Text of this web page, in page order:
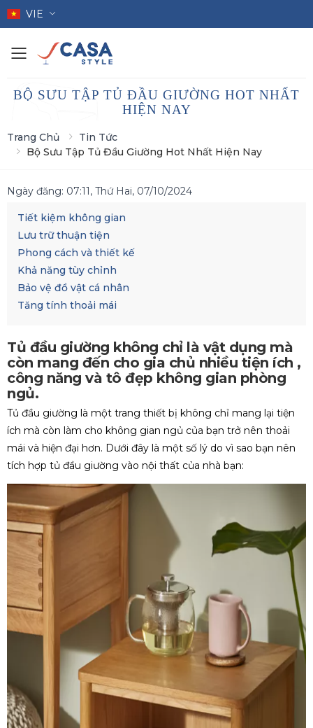
VIE
Toggle mobile menu
BỘ SƯU TẬP TỦ ĐẦU GIƯỜNG HOT NHẤT
HIỆN NAY
Trang Chủ
Tin Tức
Bộ Sưu Tập Tủ Đầu Giường Hot Nhất Hiện Nay
Ngày đăng: 07:11, Thứ Hai, 07/10/2024
Tiết kiệm không gian
Lưu trữ thuận tiện
Phong cách và thiết kế
Khả năng tùy chỉnh
Bảo vệ đồ vật cá nhân
Tăng tính thoải mái
Tủ đầu giường không chỉ là vật dụng mà
còn mang đến cho gia chủ nhiều tiện ích ,
công năng và tô đẹp không gian phòng
ngủ.
Tủ đầu giường là một trang thiết bị không chỉ mang lại tiện
ích mà còn làm cho không gian ngủ của bạn trở nên thoải
mái và hiện đại hơn. Dưới đây là một số lý do vì sao bạn nên
tích hợp tủ đầu giường vào nội thất của nhà bạn: